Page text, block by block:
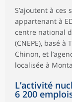
S’ajoutent à ces
appartenant à
centre national
(CNEPE), basé
Chinon, et
localisée à
L’activité
6 200